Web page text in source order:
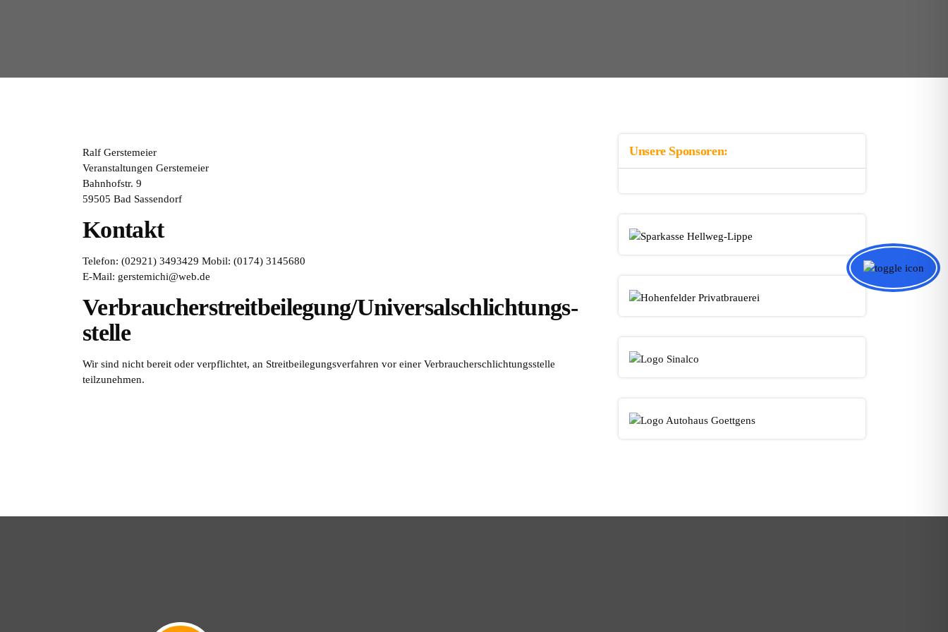
Ralf Gerstemeier
Veranstaltungen Gerstemeier
Bahnhofstr. 9
59505 Bad Sassendorf
Kontakt
Telefon: (02921) 3493429 Mobil: (0174) 3145680
E-Mail: gerstemichi@web.de
Verbraucher­streit­beilegung/Universal­schlichtungs­
stelle
Wir sind nicht bereit oder verpflichtet, an Streitbeilegungsverfahren vor einer Verbraucherschlichtungsstelle
teilzunehmen.
Unsere Sponsoren: